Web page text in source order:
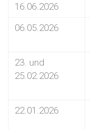
16.06.2026
06.05.2026
23. und
25.02.2026
22.01.2026